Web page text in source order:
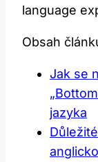
language
Obsah
Jak se
jazyka